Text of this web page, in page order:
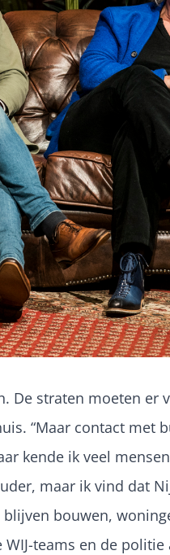
De straten moeten er
“Maar contact met
kende ik veel
maar ik vind dat
bouwen,
teams en de